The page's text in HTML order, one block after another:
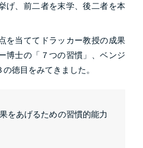
げ、前二者を末学、後二者を本
を当ててドラッカー教授の成果
博士の「７つの習慣」、ベンジ
徳目をみてきました。
をあげるための習慣的能力